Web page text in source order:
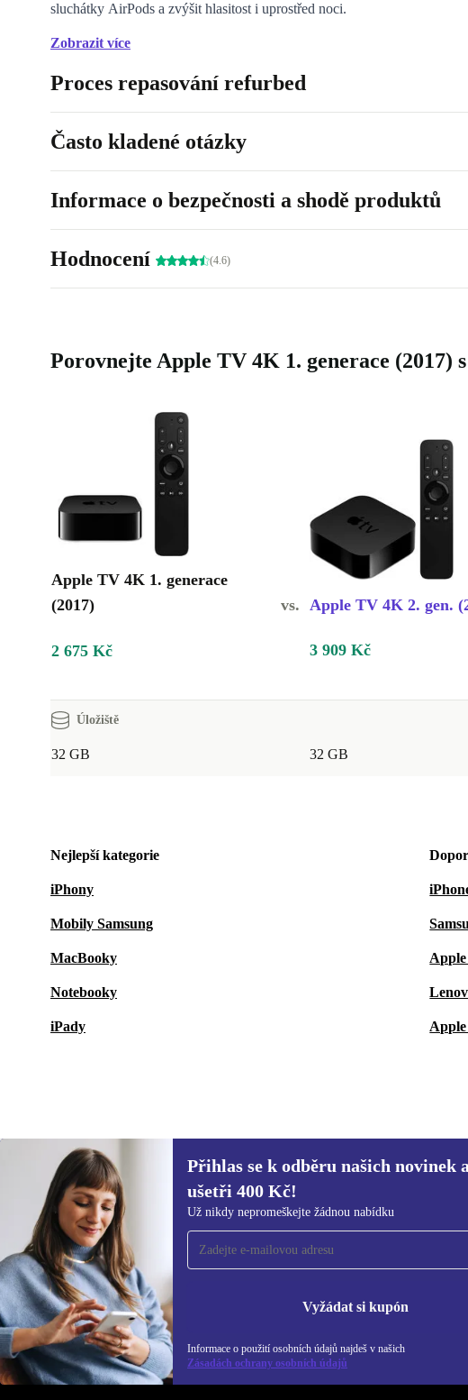
sluchátky AirPods a zvýšit hlasitost i uprostřed noci.
Aplikace Apple TV ti nabízí všechny možnosti zábavy na jednom místě.
Pro koho je refurbed Apple TV 4K vhodný?
Pro každého, kdo hledá skvělé vylepšení svého obývacího
nebo jednoduše iPhonem. Pro ty, kdo chtějí vidět kvalitu Apple
velké obrazovce. Pro všechny, kdo chtějí svůj zážitek ze
posunout na vyšší úroveň a - protože je repasovaný - zároveň
něco dobrého pro životní prostředí.
Zobrazit více
Proces repasování refurbed
Často kladené otázky
Informace o bezpečnosti a shodě produktů
Hodnocení (4.6)
Porovnejte Apple TV 4K 1. generace (2017)
Apple TV 4K 1. generace
(2017)
vs. Apple TV 4K 2. gen.
2 675 Kč 3 909 Kč
Úložiště
32 GB 32 GB
Nejlepší kategorie
iPhony
Mobily Samsung
MacBooky
Notebooky
iPady
2 675 Kč
Přihlas se k odběru našich novinek a
ušetři 400 Kč!
Už nikdy nepromeškejte žádnou nabídku
Vyžádat si kupón
Informace o použití osobních údajů najdeš v našich
Zásadách ochrany osobních údajů
Přihlas se k odběru našich novinek a
ušetři 400 Kč!
Už nikdy nepromeškej žádnou nabídku.
Informace o
Zásadách
REFURBED ČESKO - RETHINK NEW.